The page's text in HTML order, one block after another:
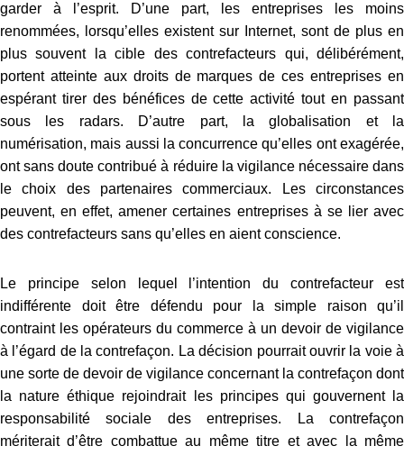
garder à l’esprit. D’une part, les entreprises les moins
renommées, lorsqu’elles existent sur Internet, sont de plus en
plus souvent la cible des contrefacteurs qui, délibérément,
portent atteinte aux droits de marques de ces entreprises en
espérant tirer des bénéfices de cette activité tout en passant
sous les radars. D’autre part, la globalisation et la
numérisation, mais aussi la concurrence qu’elles ont exagérée,
ont sans doute contribué à réduire la vigilance nécessaire dans
le choix des partenaires commerciaux. Les circonstances
peuvent, en effet, amener certaines entreprises à se lier avec
des contrefacteurs sans qu’elles en aient conscience.
Le principe selon lequel l’intention du contrefacteur est
indifférente doit être défendu pour la simple raison qu’il
contraint les opérateurs du commerce à un devoir de vigilance
à l’égard de la contrefaçon. La décision pourrait ouvrir la voie à
une sorte de devoir de vigilance concernant la contrefaçon dont
la nature éthique rejoindrait les principes qui gouvernent la
responsabilité sociale des entreprises. La contrefaçon
mériterait d’être combattue au même titre et avec la même